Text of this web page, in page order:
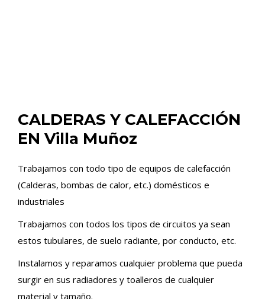
CALDERAS Y CALEFACCIÓN
EN Villa Muñoz
Trabajamos con todo tipo de equipos de calefacción
(Calderas, bombas de calor, etc.) domésticos e
industriales
Trabajamos con todos los tipos de circuitos ya sean
estos tubulares, de suelo radiante, por conducto, etc.
Instalamos y reparamos cualquier problema que pueda
surgir en sus radiadores y toalleros de cualquier
material y tamaño.